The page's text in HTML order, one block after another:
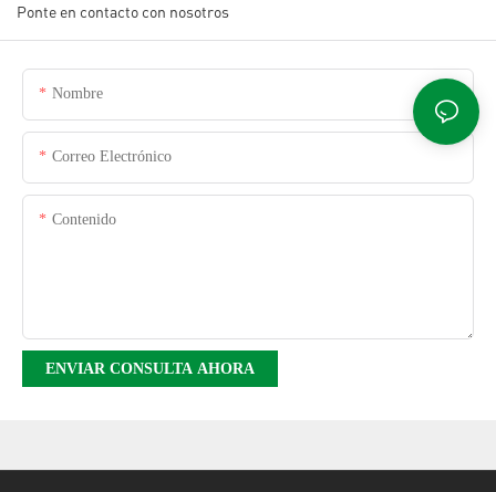
Ponte en contacto con nosotros
Nombre
Correo Electrónico
Contenido
ENVIAR CONSULTA AHORA